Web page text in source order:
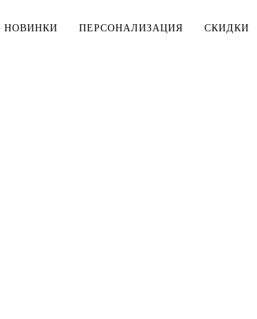
НОВИНКИ ПЕРСОНАЛИЗАЦИЯ СКИДКИ